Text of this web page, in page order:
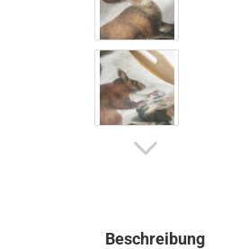
Beschreibung